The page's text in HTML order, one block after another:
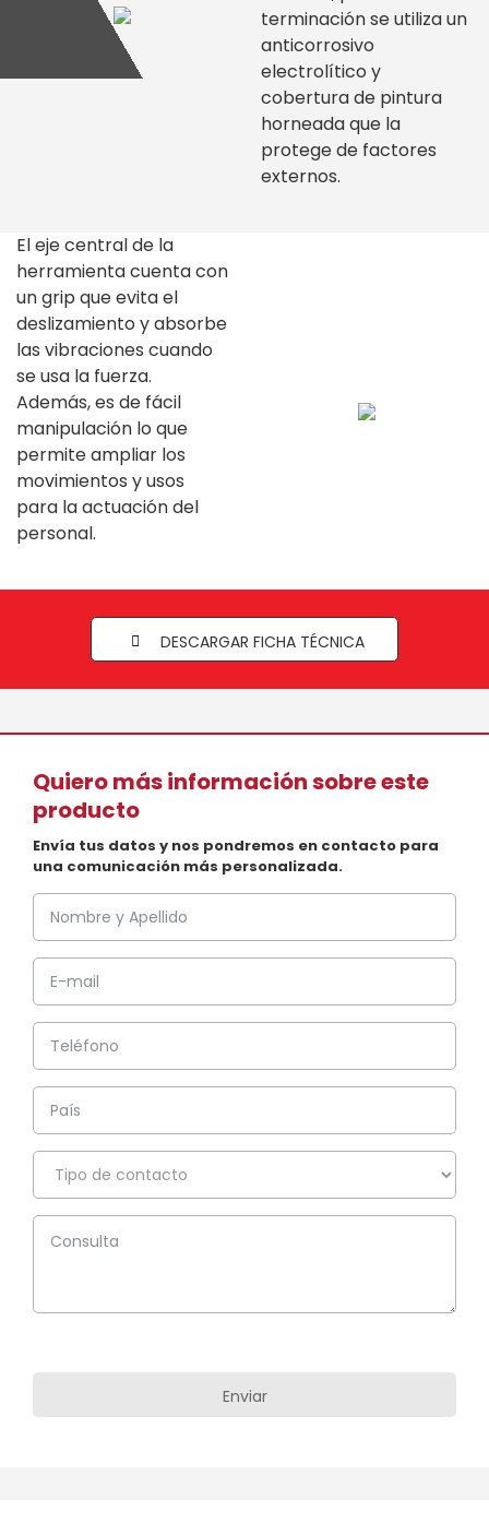
terminación se utiliza un
anticorrosivo
electrolítico y
cobertura de pintura
horneada que la
protege de factores
externos.
El eje central de la
herramienta cuenta con
un grip que evita el
deslizamiento y absorbe
las vibraciones cuando
se usa la fuerza.
Además, es de fácil
manipulación lo que
permite ampliar los
movimientos y usos
para la actuación del
personal.
DESCARGAR FICHA TÉCNICA
Quiero más información sobre este
producto
Envía tus datos y nos pondremos en contacto para
una comunicación más personalizada.